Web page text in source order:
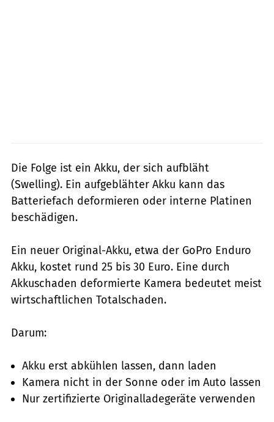
Die Folge ist ein Akku, der sich aufbläht
(Swelling). Ein aufgeblähter Akku kann das
Batteriefach deformieren oder interne Platinen
beschädigen.
Ein neuer Original-Akku, etwa der GoPro Enduro
Akku, kostet rund 25 bis 30 Euro. Eine durch
Akkuschaden deformierte Kamera bedeutet meist
wirtschaftlichen Totalschaden.
Darum:
Akku erst abkühlen lassen, dann laden
Kamera nicht in der Sonne oder im Auto lassen
Nur zertifizierte Originalladegeräte verwenden